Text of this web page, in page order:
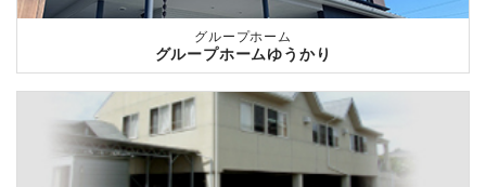
グループホーム
グループホームゆうかり